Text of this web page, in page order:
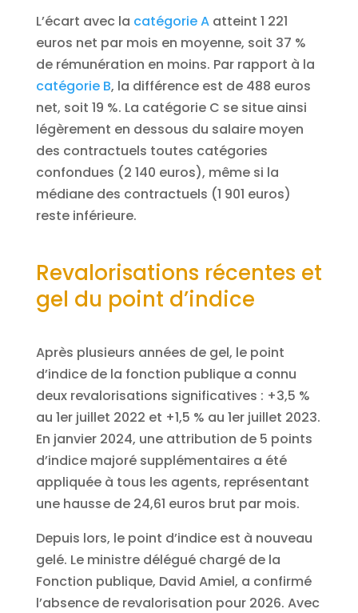
L’écart avec la catégorie Aatteint 1 221
euros net par mois en moyenne, soit 37 %
de rémunération en moins. Par rapport à la
catégorie B, la différence est de 488 euros
net, soit 19 %. La catégorie C se situe ainsi
légèrement en dessous du salaire moyen
des contractuels toutes catégories
confondues (2 140 euros), même si la
médiane des contractuels (1 901 euros)
reste inférieure.
Revalorisations récentes et
gel du point d’indice
Après plusieurs années de gel, le point
d’indice de la fonction publique a connu
deux revalorisations significatives : +3,5 %
au 1er juillet 2022 et +1,5 % au 1er juillet 2023.
En janvier 2024, une attribution de 5 points
d’indice majoré supplémentaires a été
appliquée à tous les agents, représentant
une hausse de 24,61 euros brut par mois.
Depuis lors, le point d’indice est à nouveau
gelé. Le ministre délégué chargé de la
Fonction publique, David Amiel, a confirmé
l’absence de revalorisation pour 2026. Avec